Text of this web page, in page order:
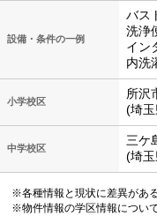
設備・条件の一例
バス
洗浄
イン
内洗
小学校区
所沢
(埼
中学校区
三ケ
(埼
※各種情報と現状に差異があ
※物件情報の学区情報につい